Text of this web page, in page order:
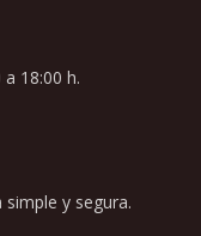
18:00 h.
y segura.